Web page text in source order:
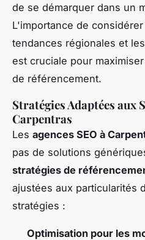
de se démarquer dans un
L'importance de
tendances régionales et
est cruciale pour
de référencement.
Stratégies Adaptées aux
Carpentras
Les agences SEO à
pas de solutions
stratégies de
ajustées aux particularités
stratégies :
Optimisation pour les